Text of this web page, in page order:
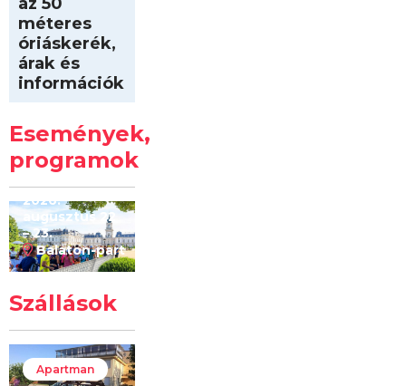
méteres
óriáskerék,
árak és
információk
Események,
programok
Kilóméterek
2026
2026.
augusztus 22
– 23.
Balaton-part
Szállások
Apartman